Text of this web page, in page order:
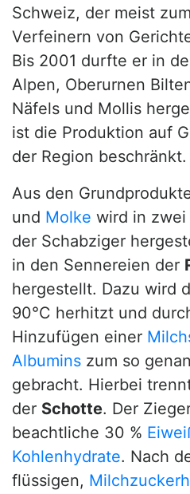
Schweiz, der meist
Verfeinern von
Bis 2001 durfte er in
Alpen, Oberurnen
Näfels und Mollis
ist die Produktion auf
der Region beschränkt.
Aus den
und Molke wird in
der Schabziger
in den Sennereien der
hergestellt. Dazu wird
90°C herhitzt und
Hinzufügen einer
Albumins zum so
gebracht. Hierbei
der Schotte. Der
beachtliche 30 %
Kohlenhydrate. Nach
flüssigen,